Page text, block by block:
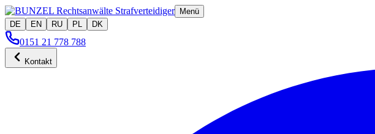
Menü
DE
EN RU PL DK
0151 21 778 788
Kontakt